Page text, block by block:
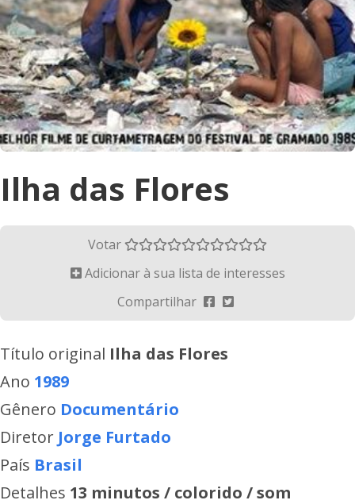
Ilha das Flores
Votar
Adicionar à sua lista de interesses
Compartilhar
Título original Ilha das Flores
Ano 1989
Gênero Documentário
Diretor Jorge Furtado
País Brasil
Detalhes 13 minutos / colorido / som